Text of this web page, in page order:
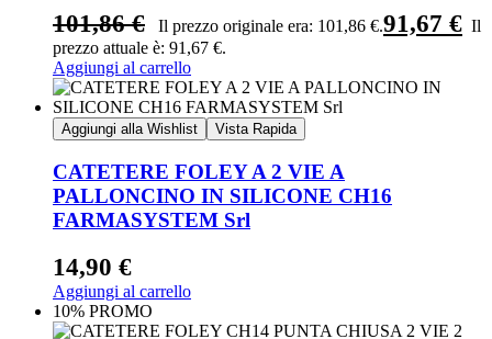
101,86€ Il prezzo originale era: 101,86 €.91,67 € Il
prezzo attuale è: 91,67 €.
Aggiungi al carrello
Aggiungi alla Wishlist Vista Rapida
CATETERE FOLEY A 2 VIE A
PALLONCINO IN SILICONE CH16
FARMASYSTEM Srl
14,90 €
Aggiungi al carrello
10% PROMO